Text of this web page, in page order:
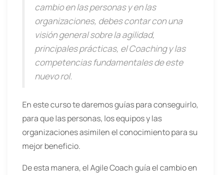
cambio en las personas y en las
organizaciones, debes contar con una
visión general sobre la agilidad,
principales prácticas, el Coaching y las
competencias fundamentales de este
nuevo rol.
En este curso te daremos guías para conseguirlo,
para que las personas, los equipos y las
organizaciones asimilen el conocimiento para su
mejor beneficio.
De esta manera, el Agile Coach guía el cambio en